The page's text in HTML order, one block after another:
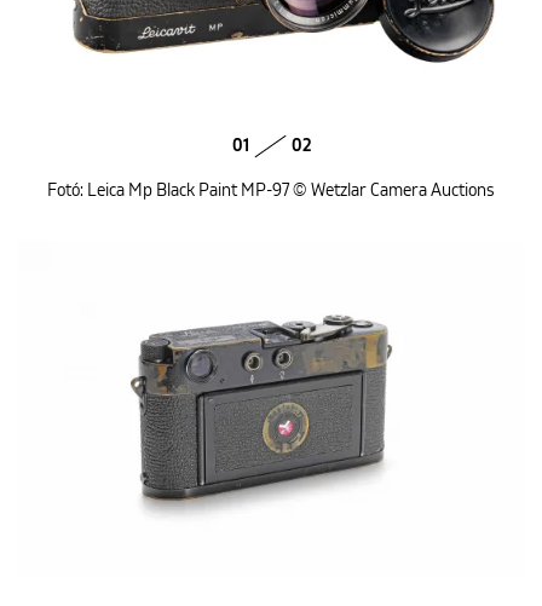
01 02
Fotó: Leica Mp Black Paint MP-97 © Wetzlar Camera Auctions